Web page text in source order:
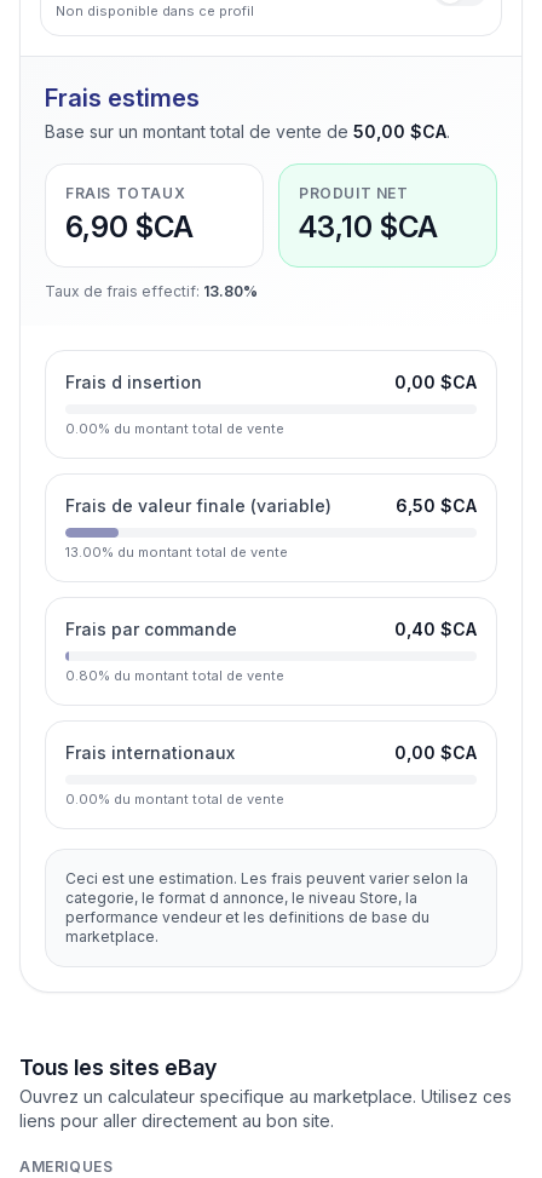
Non disponible dans ce profil
Frais estimes
Base sur un montant total de vente de 50,00 $CA.
FRAIS TOTAUX
6,90 $CA
PRODUIT NET
43,10 $CA
Taux de frais effectif: 13.80%
Frais d insertion 0,00 $CA
0.00% du montant total de vente
Frais de valeur finale (variable) 6,50 $CA
13.00% du montant total de vente
Frais par commande 0,40 $CA
0.80% du montant total de vente
Frais internationaux 0,00 $CA
0.00% du montant total de vente
Ceci est une estimation. Les frais peuvent varier selon la
categorie, le format d annonce, le niveau Store, la
performance vendeur et les definitions de base du
marketplace.
Tous les sites eBay
Ouvrez un calculateur specifique au marketplace. Utilisez ces
liens pour aller directement au bon site.
AMERIQUES